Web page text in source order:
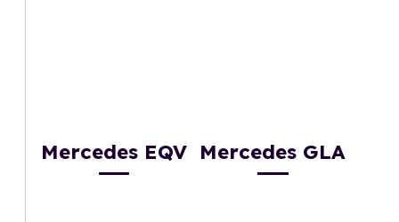
Mercedes EQV Mercedes GLA